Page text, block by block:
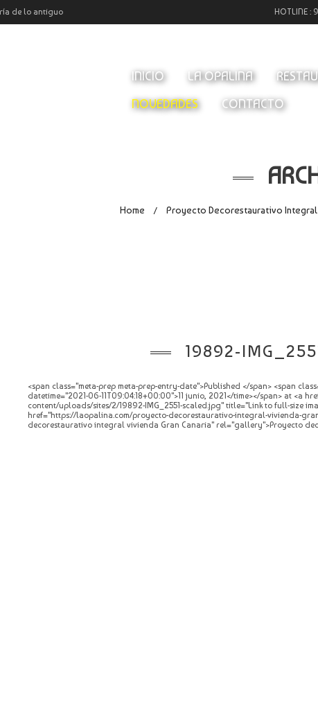
de lo antiguo HOTLINE :
INICIO LA OPALINA
NOVEDADES
CONTACTO
Home / Proyecto Decorestaurativo Integral
19892-
<span class="meta-prep meta-prep-entry-date">Published </span> <span
datetime="2021-06-11T09:04:18+00:00">11 junio, 2021</time></span> at <a
content/uploads/sites/2/19892-IMG_2551-scaled.jpg" title="Link to full-size
href="https://laopalina.com/proyecto-decorestaurativo-integral-vivienda-
decorestaurativo integral vivienda Gran Canaria" rel="gallery">Proyecto